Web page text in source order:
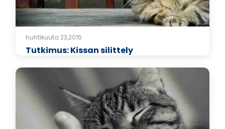
huhtikuuta 23,2015
Tutkimus: Kissan silittely